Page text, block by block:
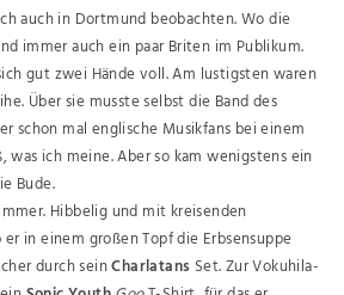
auch in Dortmund beobachten. Wo die
immer auch ein paar Briten im Publikum.
gut zwei Hände voll. Am lustigsten waren
Über sie musste selbst die Band des
schon mal englische Musikfans bei einem
ich meine. Aber so kam wenigstens ein
Bude.
Hibbelig und mit kreisenden
in einem großen Topf die Erbsensuppe
durch seinCharlatans Set. Zur Vokuhila-